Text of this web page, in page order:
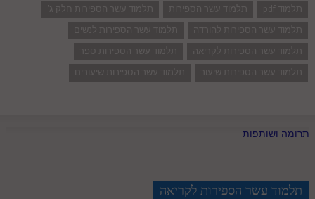
תלמוד pdf
תלמוד עשר הספירות
תלמוד עשר הספירות חלק ג'
תלמוד עשר הספירות להורדה
תלמוד עשר הספירות לנשים
תלמוד עשר הספירות לקריאה
תלמוד עשר הספירות ספר
תלמוד עשר הספירות שיעור
תלמוד עשר הספירות שיעורים
תרומה ושותפות
תלמוד עשר הספירות לקריאה